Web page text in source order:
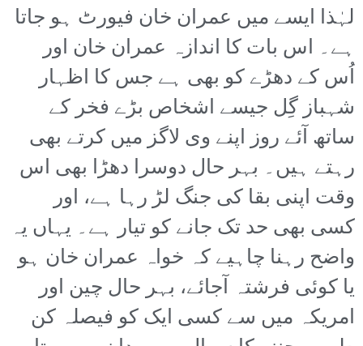
لہٰذا ایسے میں عمران خان فیورٹ ہو جاتا
ہے۔ اس بات کا اندازہ عمران خان اور
اُس کے دھڑے کو بھی ہے جس کا اظہار
شہباز گِل جیسے اشخاص بڑے فخر کے
ساتھ آئے روز اپنے وی لاگز میں کرتے بھی
رہتے ہیں۔ بہر حال دوسرا دھڑا بھی اس
وقت اپنی بقا کی جنگ لڑ رہا ہے، اور
کسی بھی حد تک جانے کو تیار ہے۔ یہاں یہ
واضح رہنا چاہیے کہ خواہ عمران خان ہو
یا کوئی فرشتہ آجائے، بہر حال چین اور
امریکہ میں سے کسی ایک کو فیصلہ کن